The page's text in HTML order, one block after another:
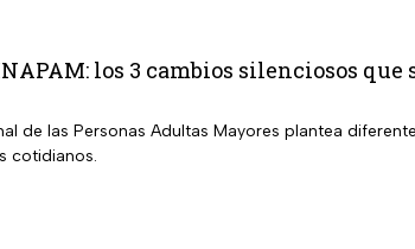
los 3 cambios silenciosos
de las Personas Adultas Mayores plantea
cotidianos.